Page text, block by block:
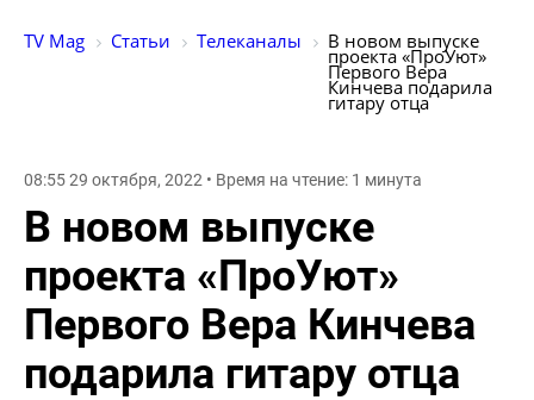
TV Mag Статьи Телеканалы В новом выпуске
проекта «ПроУют»
Первого Вера
Кинчева подарила
гитару отца
08:55 29 октября, 2022 • Время на чтение: 1 минута
В новом выпуске
проекта «ПроУют»
Первого Вера Кинчева
подарила гитару отца